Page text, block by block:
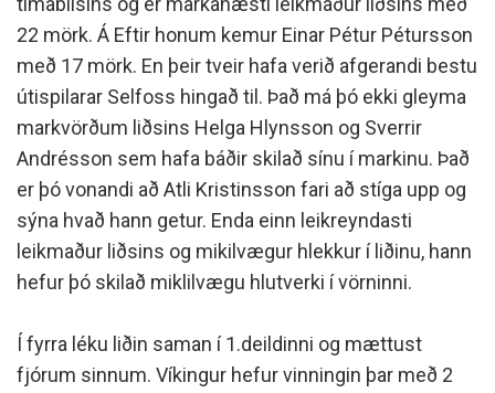
22 mörk. Á Eftir honum kemur Einar Pétur Pétursson
með 17 mörk. En þeir tveir hafa verið afgerandi bestu
útispilarar Selfoss hingað til. Það má þó ekki gleyma
markvörðum liðsins Helga Hlynsson og Sverrir
Andrésson sem hafa báðir skilað sínu í markinu. Það
er þó vonandi að Atli Kristinsson fari að stíga upp og
sýna hvað hann getur. Enda einn leikreyndasti
leikmaður liðsins og mikilvægur hlekkur í liðinu, hann
hefur þó skilað miklilvægu hlutverki í vörninni.
Í fyrra léku liðin saman í 1.deildinni og mættust
fjórum sinnum. Víkingur hefur vinningin þar með 2